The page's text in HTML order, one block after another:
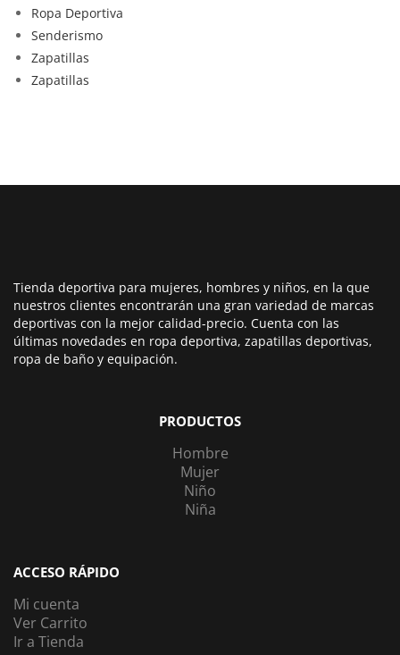
Ropa Deportiva
Senderismo
Zapatillas
Zapatillas
Tienda deportiva para mujeres, hombres y niños, en la que
nuestros clientes encontrarán una gran variedad de marcas
deportivas con la mejor calidad-precio. Cuenta con las
últimas novedades en ropa deportiva, zapatillas deportivas,
ropa de baño y equipación.
PRODUCTOS
Hombre
Mujer
Niño
Niña
ACCESO RÁPIDO
Mi cuenta
Ver Carrito
Ir a Tienda